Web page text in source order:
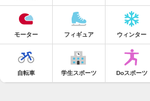
モーター フィギュア ウィンター
自転車 学生スポーツ Doスポーツ